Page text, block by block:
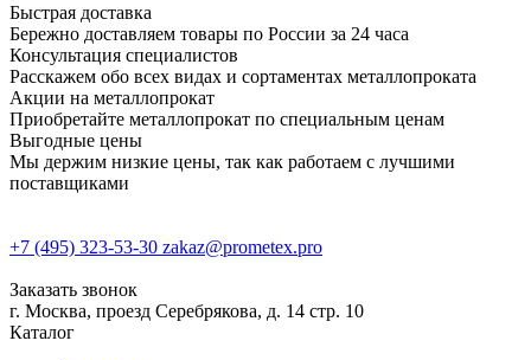
Быстрая доставка
Бережно доставляем товары по России за 24 часа
Консультация специалистов
Расскажем обо всех видах и сортаментах металлопроката
Акции на металлопрокат
Приобретайте металлопрокат по специальным ценам
Выгодные цены
Мы держим низкие цены, так как работаем с лучшими
поставщиками
+7 (495) 323-53-30 zakaz@prometex.pro
Заказать звонок
г. Москва, проезд Серебрякова, д. 14 стр. 10
Каталог